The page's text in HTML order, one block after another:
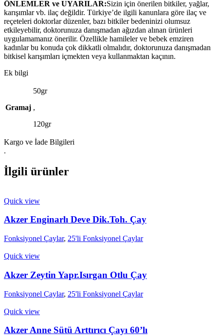
ÖNLEMLER ve UYARILAR:Sizin için önerilen bitkiler, yağlar,
karışımlar vb. ilaç değildir. Türkiye’de ilgili kanunlara göre ilaç ve
reçeteleri doktorlar düzenler, bazı bitkiler bedeninizi olumsuz
etkileyebilir, doktorunuza danışmadan ağızdan alınan ürünleri
uygulamamanız önerilir. Özellikle hamileler ve bebek emziren
kadınlar bu konuda çok dikkatli olmalıdır, doktorunuza danışmadan
bitkisel karışımları içmekten veya kullanmaktan kaçının.
Ek bilgi
Gramaj
50gr
,
120gr
Kargo ve İade Bilgileri
.
İlgili ürünler
Quick view
Akzer Enginarlı Deve Dik.Toh. Çay
Fonksiyonel Çaylar, 25'li Fonksiyonel Çaylar
Quick view
Akzer Zeytin Yapr.Isırgan Otlu Çay
Fonksiyonel Çaylar, 25'li Fonksiyonel Çaylar
Quick view
Akzer Anne Sütü Arttırıcı Çayı 60’lı